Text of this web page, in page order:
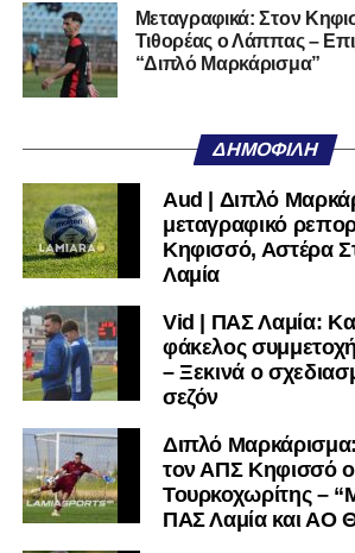
Αν η Λαμία συνεχίσει να μικραίνει τον
χρειαστεί κανείς άλλος να το κάνει.
Όταν αποφασίσει να
πολύ μικρή.
Ακολουθήστε το lamiara.grστο
μαθαίνετε πρώτοι τα κυανόλευκα νέα
υπόλοιπο κόσμο. Ακολουθήστε το
μαθαίνετε σε χρόνο dt όλα τα νέα.
Μεταγραφικά: Στον
Τιθορέας ο Λάππας –
“Διπλό Μαρκάρισμα”
ΔΗΜΟΦΙΛΉ
Aud | Διπλό
μεταγραφικό
Κηφισσό, Αστέρα
Λαμία
Vid | ΠΑΣ Λαμία:
φάκελος
– Ξεκινά ο
σεζόν
Διπλό
τον ΑΠΣ Κηφισσό ο
Τουρκοχωρίτης –
ΠΑΣ Λαμία και ΑΟ